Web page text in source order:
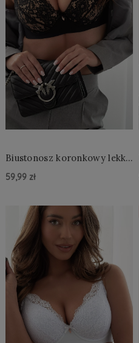
Biustonosz koronkowy lekki
59,99 zł
Do Koszyka »